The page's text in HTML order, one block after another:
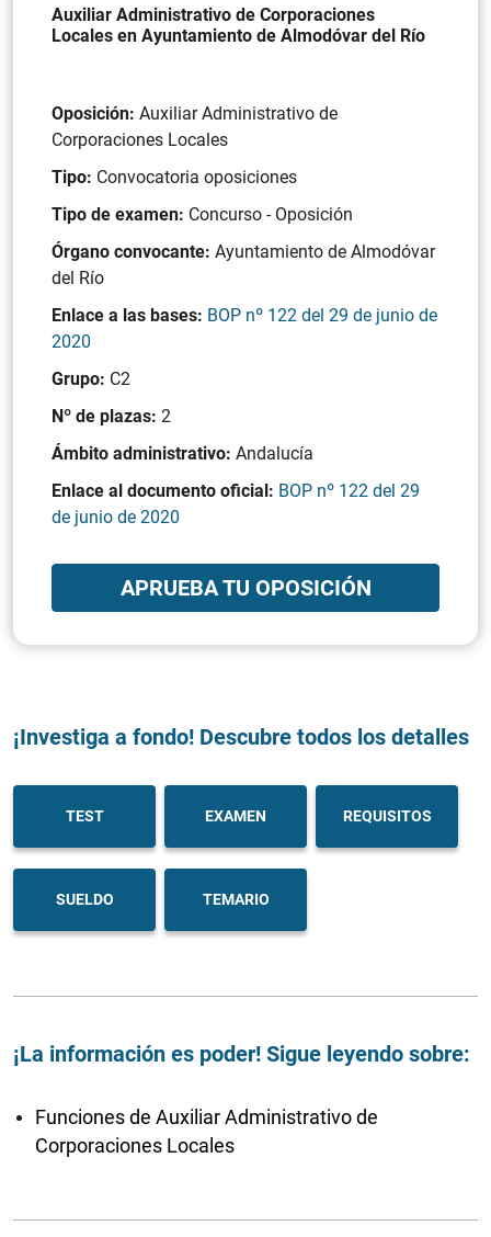
Auxiliar Administrativo de Corporaciones
Locales en Ayuntamiento de Almodóvar del Río
Oposición: Auxiliar Administrativo de
Corporaciones Locales
Tipo: Convocatoria oposiciones
Tipo de examen: Concurso - Oposición
Órgano convocante: Ayuntamiento de Almodóvar
del Río
Enlace a las bases: BOP nº 122 del 29 de junio de
2020
Grupo: C2
Nº de plazas: 2
Ámbito administrativo: Andalucía
Enlace al documento oficial: BOP nº 122 del 29
de junio de 2020
APRUEBA TU OPOSICIÓN
¡Investiga a fondo! Descubre todos los detalles
TEST EXAMEN REQUISITOS
SUELDO TEMARIO
¡La información es poder! Sigue leyendo sobre:
Funciones de Auxiliar Administrativo de
Corporaciones Locales